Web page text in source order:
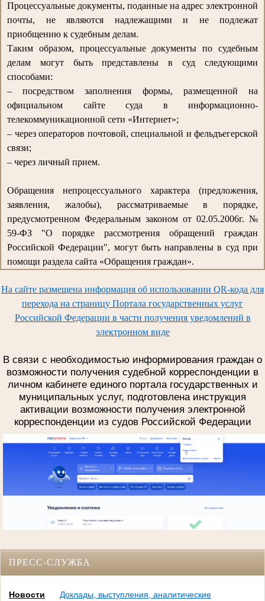
Процессуальные документы, поданные на адрес электронной
почты, не являются надлежащими и не подлежат
приобщению к судебным делам.
Таким образом, процессуальные документы по судебным
делам могут быть представлены в суд следующими
способами:
– посредством заполнения формы, размещенной на
официальном сайте суда в информационно-
телекоммуникационной сети «Интернет»;
– через операторов почтовой, специальной и фельдъегерской
связи;
– через личный прием.
Обращения непроцессуального характера (предложения,
заявления, жалобы), рассматриваемые в порядке,
предусмотренном Федеральным законом от 02.05.2006г. №
59-ФЗ "О порядке рассмотрения обращений граждан
Российской Федерации", могут быть направлены в суд при
помощи раздела сайта «Обращения граждан».
На сайте размещена информация об использовании QR-кода для
перехода на страницу Портала государственных услуг
Российской Федерации в части получения уведомлений в
электронном виде
В связи с необходимостью информирования граждан о
возможности получения судебной корреспонденции в
личном кабинете единого портала государственных и
муниципальных услуг, подготовлена инструкция
активации возможности получения электронной
корреспонденции из судов Российской Федерации
ПРЕСС-СЛУЖБА
Новости
Доклады, выступления, аналитические